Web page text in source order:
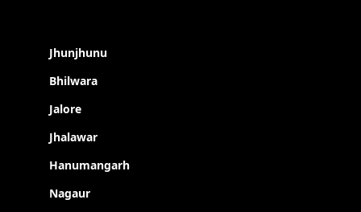
Jhunjhunu
Bhilwara
Jalore
Jhalawar
Hanumangarh
Nagaur